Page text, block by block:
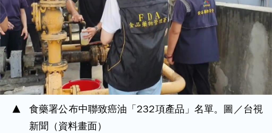
食藥署公布中聯致癌油「232項產品」名單。圖／台視
新聞（資料畫面）